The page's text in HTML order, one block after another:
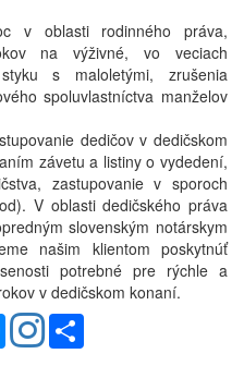
v oblasti rodinného práva,
na výživné, vo veciach
s maloletými, zrušenia
spoluvlastníctva manželov
dedičov v dedičskom
závetu a listiny o vydedení,
zastupovanie v sporoch
V oblasti dedičského práva
slovenským notárskym
našim klientom poskytnúť
potrebné pre rýchle a
v dedičskom konaní.
Messenger